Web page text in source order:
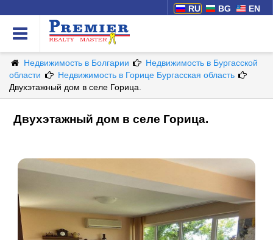
RU BG EN
Недвижимость в Болгарии
Недвижимость в Бургасской
области
Недвижимость в Горице Бургасская область
Двухэтажный дом в селе Горица.
Двухэтажный дом в селе Горица.